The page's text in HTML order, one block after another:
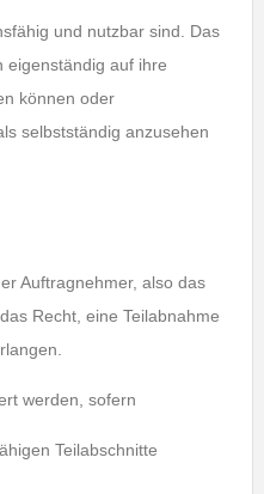
und nutzbar sind. Das
eigenständig auf ihre
können oder
selbstständig anzusehen
Auftragnehmer, also das
Recht, eine Teilabnahme
werden, sofern
Teilabschnitte